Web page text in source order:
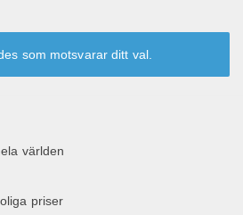
som motsvarar ditt val.
världen
priser